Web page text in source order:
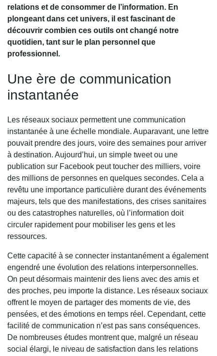
relations et de consommer de l’information. En
plongeant dans cet univers, il est fascinant de
découvrir combien ces outils ont changé notre
quotidien, tant sur le plan personnel que
professionnel.
Une ère de communication
instantanée
Les réseaux sociaux permettent une communication
instantanée à une échelle mondiale. Auparavant, une lettre
pouvait prendre des jours, voire des semaines pour arriver
à destination. Aujourd’hui, un simple tweet ou une
publication sur Facebook peut toucher des milliers, voire
des millions de personnes en quelques secondes. Cela a
revêtu une importance particulière durant des événements
majeurs, tels que des manifestations, des crises sanitaires
ou des catastrophes naturelles, où l’information doit
circuler rapidement pour mobiliser les gens et les
ressources.
Cette capacité à se connecter instantanément a également
engendré une évolution des relations interpersonnelles.
On peut désormais maintenir des liens avec des amis et
des proches, peu importe la distance. Les réseaux sociaux
offrent le moyen de partager des moments de vie, des
pensées, et des émotions en temps réel. Cependant, cette
facilité de communication n’est pas sans conséquences.
De nombreuses études montrent que, malgré un réseau
social élargi, le niveau de satisfaction dans les relations